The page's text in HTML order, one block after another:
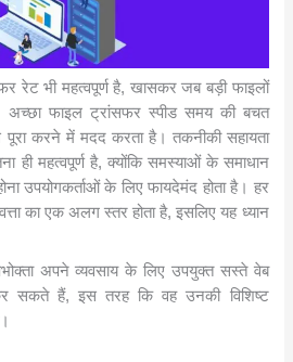
रेट भी महत्वपूर्ण है, खासकर जब बड़ी फाइलों
अच्छा फाइल ट्रांसफर स्पीड समय की बचत
पूरा करने में मदद करता है। तकनीकी सहायता
ही महत्वपूर्ण है, क्योंकि समस्याओं के समाधान
उपयोगकर्ताओं के लिए फायदेमंद होता है। हर
का एक अलग स्तर होता है, इसलिए यह ध्यान
अपने व्यवसाय के लिए उपयुक्त सस्ते वेब
सकते हैं, इस तरह कि वह उनकी विशिष्ट